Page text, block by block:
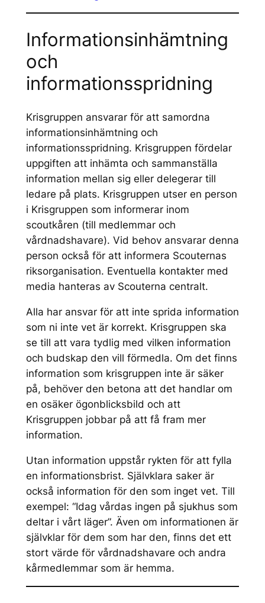
Informationsinhämtning
och
informationsspridning
Krisgruppen ansvarar för att samordna
informationsinhämtning och
informationsspridning. Krisgruppen fördelar
uppgiften att inhämta och sammanställa
information mellan sig eller delegerar till
ledare på plats. Krisgruppen utser en person
i Krisgruppen som informerar inom
scoutkåren (till medlemmar och
vårdnadshavare). Vid behov ansvarar denna
person också för att informera Scouternas
riksorganisation. Eventuella kontakter med
media hanteras av Scouterna centralt.
Alla har ansvar för att inte sprida information
som ni inte vet är korrekt. Krisgruppen ska
se till att vara tydlig med vilken information
och budskap den vill förmedla. Om det finns
information som krisgruppen inte är säker
på, behöver den betona att det handlar om
en osäker ögonblicksbild och att
Krisgruppen jobbar på att få fram mer
information.
Utan information uppstår rykten för att fylla
en informationsbrist. Självklara saker är
också information för den som inget vet. Till
exempel: “Idag vårdas ingen på sjukhus som
deltar i vårt läger”. Även om informationen är
självklar för dem som har den, finns det ett
stort värde för vårdnadshavare och andra
kårmedlemmar som är hemma.